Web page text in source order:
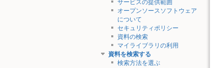
サービスの提供範囲
オープンソースソフトウェア
について
セキュリティポリシー
資料の検索
マイライブラリの利用
資料を検索する
検索方法を選ぶ